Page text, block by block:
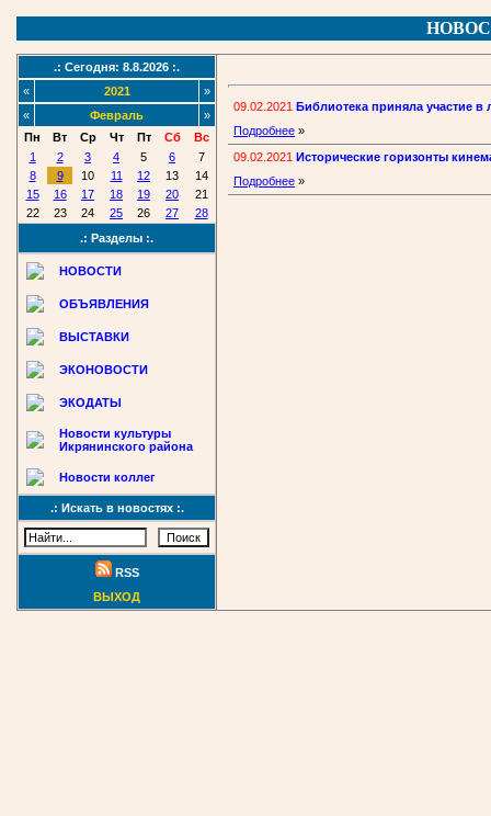
.: Сегодня: 8.8.2026 :.
«
2021
»
«
Февраль
»
Пн
Вт Ср Чт Пт Сб
Вс
1
2 3 4 5 6
7
8
9 10 11 12 13
14
15
16 17 18 19 20
21
22
23 24 25 26 27
28
.: Разделы :.
НОВОСТИ
ОБЪЯВЛЕНИЯ
ВЫСТАВКИ
ЭКОНОВОСТИ
ЭКОДАТЫ
Новости культуры
Икрянинского района
Новости коллег
.: Искать в новостях :.
RSS
ВЫХОД
09.02.2021 Библиотека приняла участие
Подробнее »
09.02.2021 Исторические горизонты
Подробнее »